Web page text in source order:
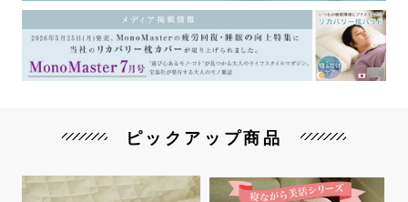
ピックアップ商品